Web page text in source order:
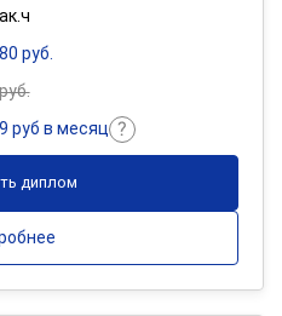
руб.
руб в месяц
диплом